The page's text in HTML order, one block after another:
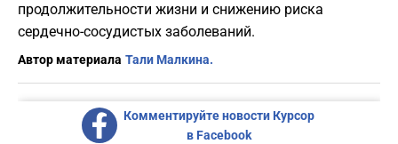
продолжительности жизни и снижению риска
сердечно-сосудистых заболеваний.
Автор материала Тали Малкина.
Комментируйте новости Курсор
в Facebook